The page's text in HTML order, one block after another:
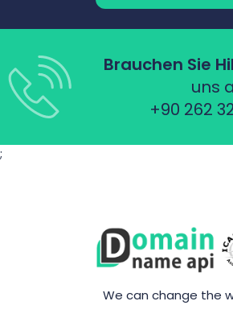
Brauchen Sie
uns
+90 262
;
We can change the